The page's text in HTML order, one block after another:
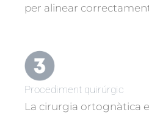
per alinear
Procediment quirúrgic
La cirurgia ortognàtica